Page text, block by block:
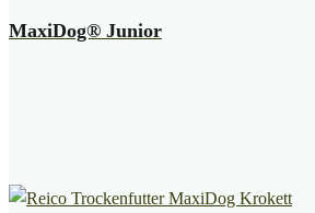
MaxiDog® Junior